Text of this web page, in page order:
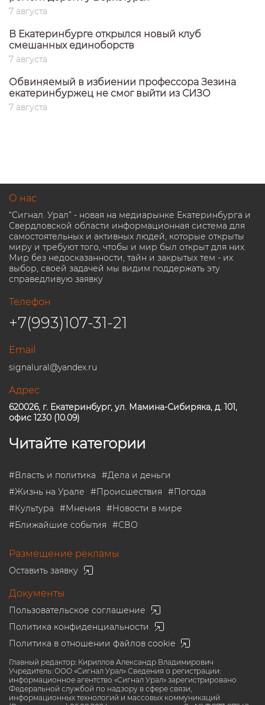
7 августа
В Екатеринбурге открылся новый клуб
смешанных единоборств
7 августа
Обвиняемый в избиении профессора Зезина
екатеринбуржец не смог выйти из СИЗО
7 августа
О нас
“Сигнал. Урал” - новая на медиарынке Екатеринбурга и
Свердловской области информационная система для
самостоятельных и активных людей, которые открыты
миру и требуют того, чтобы и мир был открыт для них.
Мир без недосказанности, тайн и закрытых тем - их
выбор, своей задачей мы видим поддержать эту
справедливую заявку
Телефон
+7(993)107-31-21
Email
signalural@yandex.ru
Адрес
620026, г. Екатеринбург, ул. Мамина-Сибиряка, д. 101,
офис 1230 (10.09)
Читайте категории
#Власть и политика #Дела и деньги
#Жизнь на Урале #Происшествия #Погода
#Культура #Мнения #Новости в мире
#Ближайшие события #СВО
Размещение рекламы
Оставить заявку
Документы
Пользовательское соглашение
Политика конфиденциальности
Политика в отношении файлов cookie
Главный редактор: Кириллов Александр Владимирович
Учредитель: ООО «Сигнал Урал» Сведения о регистрации:
информационное агентство «Сигнал Урал» зарегистрировано
Федеральной службой по надзору в сфере связи,
информационных технологий и массовых коммуникаций